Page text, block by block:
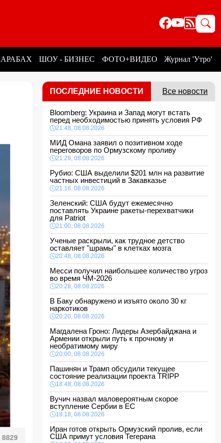
ШОУ - БИЗНЕС ФОТО+ВИДЕО Журнал 'Утро'
8829
ПОСЛЕДНИЕ НОВОСТИ Все новости
Bloomberg: Украина и Запад могут встать
перед необходимостью принять условия РФ
21:48, 08.08.2026
МИД Омана заявил о позитивном ходе
переговоров по Ормузскому проливу
21:28, 08.08.2026
Рубио: США выделили $201 млн на развитие
частных инвестиций в Закавказье
21:16, 08.08.2026
Зеленский: США будут ежемесячно
поставлять Украине ракеты-перехватчики
для Patriot
21:00, 08.08.2026
Ученые раскрыли, как трудное детство
оставляет "шрамы" в клетках мозга
20:48, 08.08.2026
Месси получил наибольшее количество угроз
во время ЧМ-2026
20:28, 08.08.2026
В Баку обнаружено и изъято около 30 кг
наркотиков
20:20, 08.08.2026
Магдалена Гроно: Лидеры Азербайджана и
Армении открыли путь к прочному и
необратимому миру
20:00, 08.08.2026
Пашинян и Трамп обсудили текущее
состояние реализации проекта TRIPP
18:48, 08.08.2026
Вучич назвал маловероятным скорое
вступление Сербии в ЕС
18:18, 08.08.2026
Иран готов открыть Ормузский пролив, если
США примут условия Тегерана